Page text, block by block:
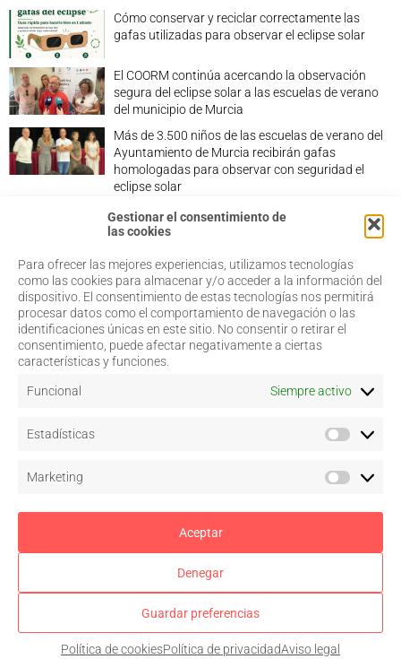
Gestionar el consentimiento de
las cookies
Para ofrecer las mejores experiencias, utilizamos tecnologías
como las cookies para almacenar y/o acceder a la información del
dispositivo. El consentimiento de estas tecnologías nos permitirá
procesar datos como el comportamiento de navegación o las
identificaciones únicas en este sitio. No consentir o retirar el
consentimiento, puede afectar negativamente a ciertas
características y funciones.
Funcional Siempre activo
Estadísticas
Marketing
Aceptar
Denegar
Guardar preferencias
Política de cookiesPolítica de privacidadAviso legal
Cómo conservar y reciclar correctamente las
gafas utilizadas para observar el eclipse solar
El COORM continúa acercando la observación
segura del eclipse solar a las escuelas de verano
del municipio de Murcia
Más de 3.500 niños de las escuelas de verano del
Ayuntamiento de Murcia recibirán gafas
homologadas para observar con seguridad el
eclipse solar
968 20 87 67
admin@coorm.org
Miguel Vivancos, 4
30007 Murcia
Salud Visual
Profesionales
Quiénes somos
Actualidad
Contacto
Acceso a colegiados
Síguenos en
Colegio de Ópticos-Optometristas de la Región de Murcia © 2026. Todos los
derechos reservados.